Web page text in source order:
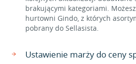
brakującymi kategoriami.
hurtowni Gindo, z których
pobrany do Sellasista.
Ustawienie marży do ceny